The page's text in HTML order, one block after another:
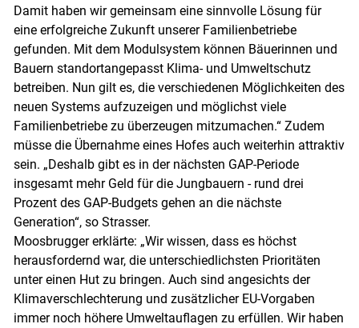
Damit haben wir gemeinsam eine sinnvolle Lösung für
eine erfolgreiche Zukunft unserer Familienbetriebe
gefunden. Mit dem Modulsystem können Bäuerinnen und
Bauern standortangepasst Klima- und Umweltschutz
betreiben. Nun gilt es, die verschiedenen Möglichkeiten des
neuen Systems aufzuzeigen und möglichst viele
Familienbetriebe zu überzeugen mitzumachen.“ Zudem
müsse die Übernahme eines Hofes auch weiterhin attraktiv
sein. „Deshalb gibt es in der nächsten GAP-Periode
insgesamt mehr Geld für die Jungbauern - rund drei
Prozent des GAP-Budgets gehen an die nächste
Generation“, so Strasser.
Moosbrugger erklärte: „Wir wissen, dass es höchst
herausfordernd war, die unterschiedlichsten Prioritäten
unter einen Hut zu bringen. Auch sind angesichts der
Klimaverschlechterung und zusätzlicher EU-Vorgaben
immer noch höhere Umweltauflagen zu erfüllen. Wir haben